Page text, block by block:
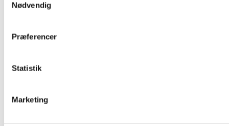
Nødvendig
Præferencer
Statistik
Marketing